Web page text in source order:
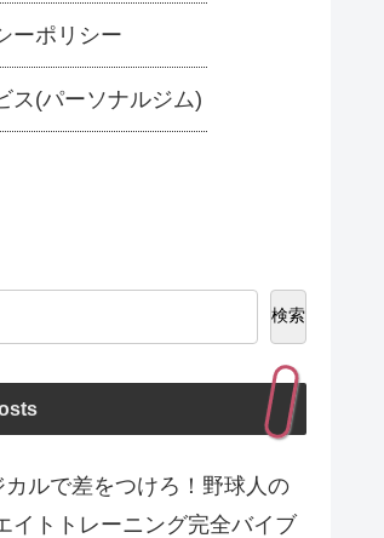
ーポリシー
ス(パーソナルジム)
検索
ルで差をつけろ！野球人の
イトトレーニング完全バイブ